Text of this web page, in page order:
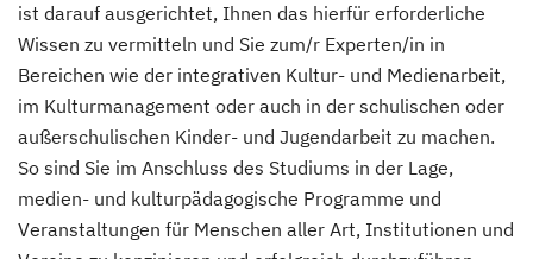
ist darauf ausgerichtet, Ihnen das hierfür erforderliche
Wissen zu vermitteln und Sie zum/r Experten/in in
Bereichen wie der integrativen Kultur- und Medienarbeit,
im Kulturmanagement oder auch in der schulischen oder
außerschulischen Kinder- und Jugendarbeit zu machen.
So sind Sie im Anschluss des Studiums in der Lage,
medien- und kulturpädagogische Programme und
Veranstaltungen für Menschen aller Art, Institutionen und